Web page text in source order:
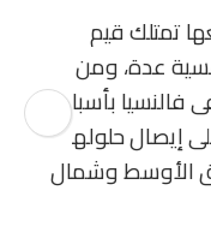
تمتلك قيم
عدة، ومن
بأسبانيا،
إيصال حلولها
الأوسط وشمال